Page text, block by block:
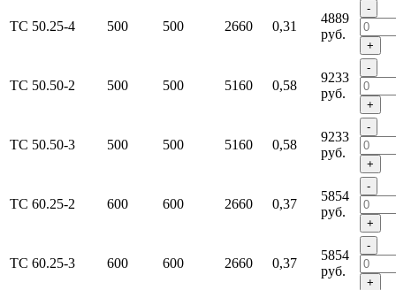
ТС 50.25-4 500 500 2660 0,31
4889
руб.
-
+
ТС 50.50-2 500 500 5160 0,58
9233
руб.
-
+
ТС 50.50-3 500 500 5160 0,58
9233
руб.
-
+
ТС 60.25-2 600 600 2660 0,37
5854
руб.
-
+
ТС 60.25-3 600 600 2660 0,37
5854
руб.
-
+